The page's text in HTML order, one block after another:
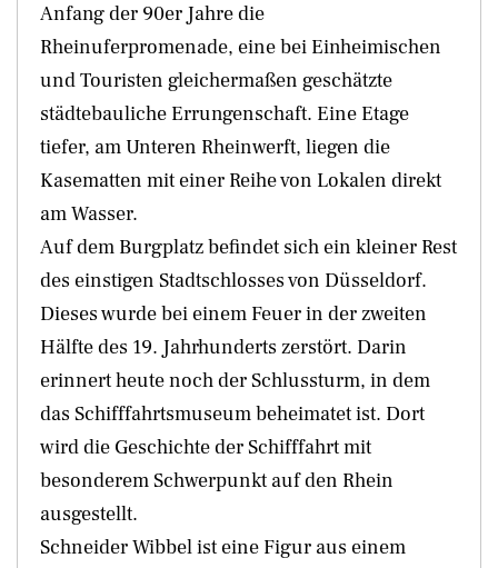
Anfang der 90er Jahre die
Rheinuferpromenade, eine bei Einheimischen
und Touristen gleichermaßen geschätzte
städtebauliche Errungenschaft. Eine Etage
tiefer, am Unteren Rheinwerft, liegen die
Kasematten mit einer Reihe von Lokalen direkt
am Wasser.
Auf dem Burgplatz befindet sich ein kleiner Rest
des einstigen Stadtschlosses von Düsseldorf.
Dieses wurde bei einem Feuer in der zweiten
Hälfte des 19. Jahrhunderts zerstört. Darin
erinnert heute noch der Schlussturm, in dem
das Schifffahrtsmuseum beheimatet ist. Dort
wird die Geschichte der Schifffahrt mit
besonderem Schwerpunkt auf den Rhein
ausgestellt.
Schneider Wibbel ist eine Figur aus einem